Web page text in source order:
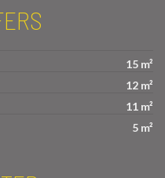
15 m²
12 m²
11 m²
5 m²